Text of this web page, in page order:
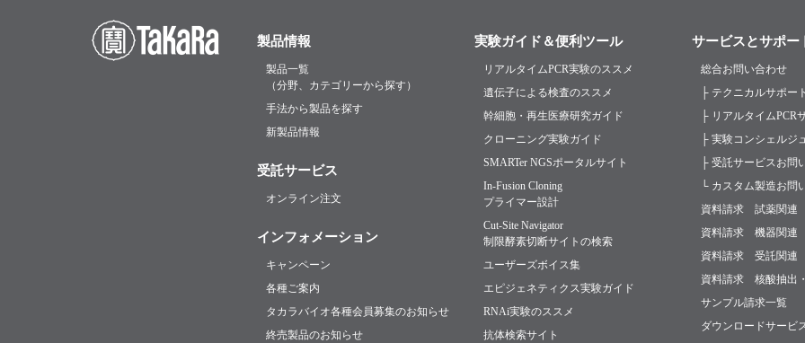
製品情報
製品一覧
（分野、カテゴリーから探す）
手法から製品を探す
新製品情報
受託サービス
オンライン注文
インフォメーション
キャンペーン
各種ご案内
タカラバイオ各種会員募集のお知らせ
終売製品のお知らせ
実験ガイド＆便利ツール
リアルタイムPCR実験のススメ
遺伝子による検査のススメ
幹細胞・再生医療研究ガイド
クローニング実験ガイド
SMARTer NGSポータルサイト
In-Fusion Cloning
プライマー設計
Cut-Site Navigator
制限酵素切断サイトの検索
ユーザーズボイス集
エピジェネティクス実験ガイド
RNAi実験のススメ
抗体検索サイト
サービスとサポー
総合お問い合わせ
├ テクニカルサポー
├ リアルタイムPCR
├ 実験コンシェルジ
├ 受託サービスお問
└ カスタム製造お問
資料請求 試薬関連
資料請求 機器関連
資料請求 受託関連
資料請求 核酸抽出
サンプル請求一覧
ダウンロードサービ